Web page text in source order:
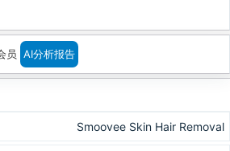
员 AI分析报告
Smoovee Skin Hair Removal